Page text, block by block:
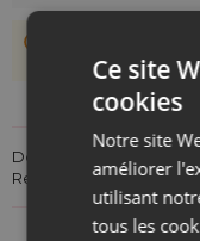
Par exemple :
un
5 g de lavande
possible.
Détails sur la
Responsabilité du
Ce site
cookies
Notre site
améliorer
utilisant
tous les